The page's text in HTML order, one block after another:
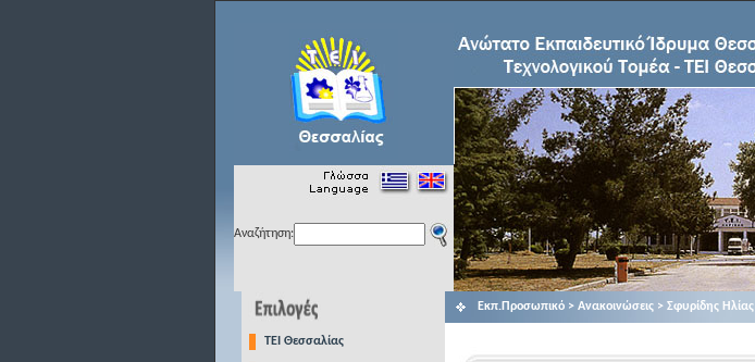
Αναζήτηση:
TEI Θεσσαλίας
Εκπ.Προσωπικό > Ανακοινώσεις > Σφυρίδης Ηλίας